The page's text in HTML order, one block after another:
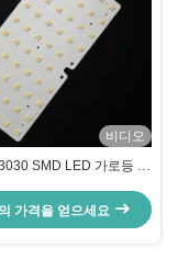
비디오
SMD LED 가로등 모
급 PC 렌즈
가격을 얻으세요